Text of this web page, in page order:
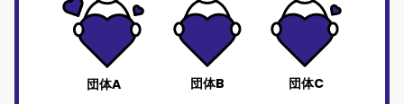
団体A 団体B 団体C